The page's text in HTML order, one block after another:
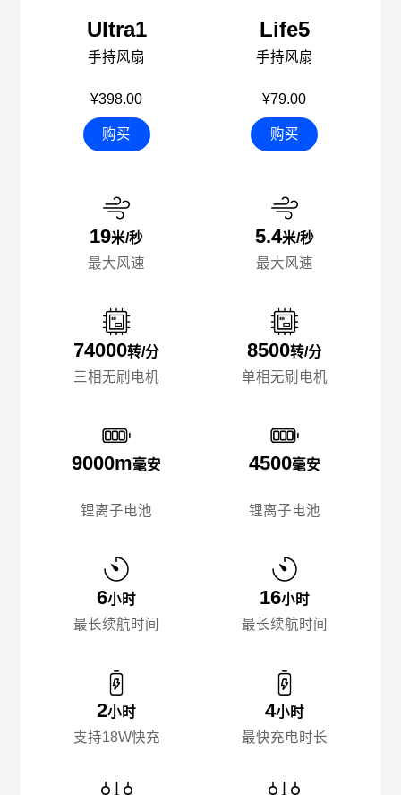
Ultra1
手持风扇
¥398.00
购买
19米/秒
最大风速
74000转/分
三相无刷电机
9000m毫安
锂离子电池
6小时
最长续航时间
2小时
支持18W快充
Life5
手持风扇
¥79.00
购买
5.4米/秒
最大风速
8500转/分
单相无刷电机
4500毫安
锂离子电池
16小时
最长续航时间
4小时
最快充电时长